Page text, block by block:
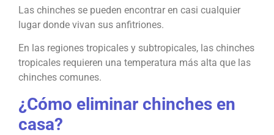
Las chinches se pueden encontrar en casi cualquier
lugar donde vivan sus anfitriones.
En las regiones tropicales y subtropicales, las chinches
tropicales requieren una temperatura más alta que las
chinches comunes.
¿Cómo eliminar chinches en
casa?